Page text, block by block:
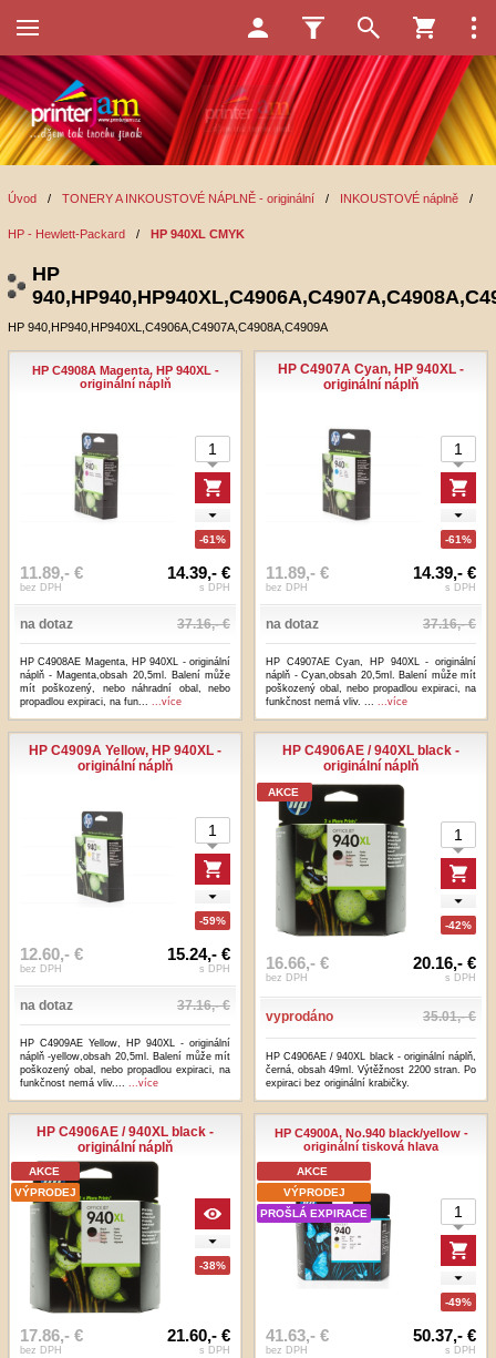
Úvod / TONERY A INKOUSTOVÉ NÁPLNĚ - originální / INKOUSTOVÉ náplně /
HP - Hewlett-Packard / HP 940XL CMYK
HP
HP 940,HP940,HP940XL,C4906A,C4907A,C4908A,C4909A
HP C4908A Magenta, HP 940XL -
originální náplň
-61%
11.89,- €
bez DPH
14.39,- €
s DPH
na dotaz 37.16,- €
HP C4908AE Magenta, HP 940XL - originální
náplň - Magenta,obsah 20,5ml. Balení může
mít poškozený, nebo náhradní obal, nebo
propadlou expiraci, na fun... ...více
HP C4907A Cyan, HP 940XL -
originální náplň
-61%
11.89,- €
bez DPH
14.39,- €
s DPH
na dotaz 37.16,- €
HP C4907AE Cyan, HP 940XL - originální
náplň - Cyan,obsah 20,5ml. Balení může mít
poškozený obal, nebo propadlou expiraci, na
funkčnost nemá vliv. ... ...více
HP C4909A Yellow, HP 940XL -
originální náplň
-59%
12.60,- €
bez DPH
15.24,- €
s DPH
na dotaz 37.16,- €
HP C4909AE Yellow, HP 940XL - originální
náplň -yellow,obsah 20,5ml. Balení může mít
poškozený obal, nebo propadlou expiraci, na
funkčnost nemá vliv.... ...více
HP C4906AE / 940XL black -
originální náplň
AKCE
-42%
16.66,- €
bez DPH
20.16,- €
s DPH
vyprodáno 35.01,- €
HP C4906AE / 940XL black - originální náplň,
černá, obsah 49ml. Výtěžnost 2200 stran. Po
expiraci bez originální krabičky.
HP C4906AE / 940XL black -
originální náplň
AKCE
VÝPRODEJ
-38%
17.86,- €
bez DPH
21.60,- €
s DPH
HP C4900A, No.940 black/yellow -
originální tisková hlava
AKCE
VÝPRODEJ
PROŠLÁ EXPIRACE
-49%
41.63,- €
bez DPH
50.37,- €
s DPH